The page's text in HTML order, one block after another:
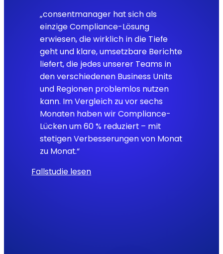
„consentmanager hat sich als
einzige Compliance-Lösung
erwiesen, die wirklich in die Tiefe
geht und klare, umsetzbare Berichte
liefert, die jedes unserer Teams in
den verschiedenen Business Units
und Regionen problemlos nutzen
kann. Im Vergleich zu vor sechs
Monaten haben wir Compliance-
Lücken um 60 % reduziert – mit
stetigen Verbesserungen von Monat
zu Monat.“
Fallstudie lesen